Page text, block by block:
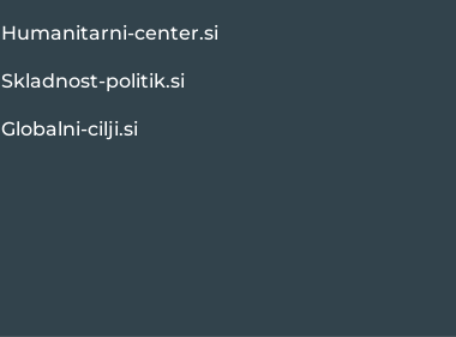
Humanitarni-center.si
Skladnost-politik.si
Globalni-cilji.si